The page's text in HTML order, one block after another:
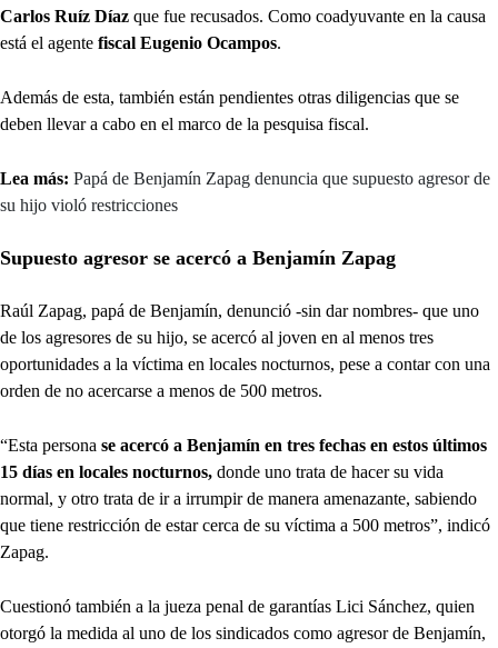
Carlos Ruíz Díaz que fue recusados. Como coadyuvante en la causa
está el agente fiscal Eugenio Ocampos.
Además de esta, también están pendientes otras diligencias que se
deben llevar a cabo en el marco de la pesquisa fiscal.
Lea más: Papá de Benjamín Zapag denuncia que supuesto agresor de
su hijo violó restricciones
Supuesto agresor se acercó a Benjamín Zapag
Raúl Zapag, papá de Benjamín, denunció -sin dar nombres- que uno
de los agresores de su hijo, se acercó al joven en al menos tres
oportunidades a la víctima en locales nocturnos, pese a contar con una
orden de no acercarse a menos de 500 metros.
“Esta persona se acercó a Benjamín en tres fechas en estos últimos
15 días en locales nocturnos, donde uno trata de hacer su vida
normal, y otro trata de ir a irrumpir de manera amenazante, sabiendo
que tiene restricción de estar cerca de su víctima a 500 metros”, indicó
Zapag.
Cuestionó también a la jueza penal de garantías Lici Sánchez, quien
otorgó la medida al uno de los sindicados como agresor de Benjamín,